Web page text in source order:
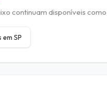
continuam disponíveis
SP